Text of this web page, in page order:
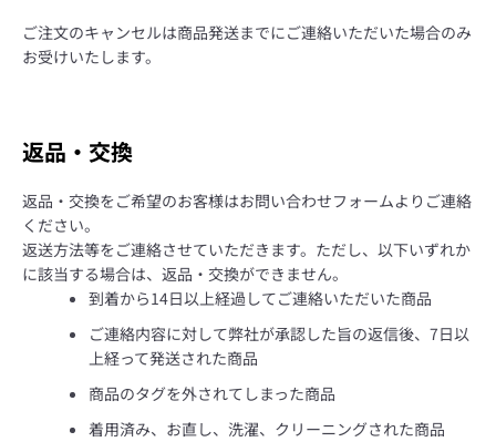
ご注文のキャンセルは商品発送までにご連絡いただいた場合のみ
お受けいたします。
返品・交換
返品・交換をご希望のお客様はお問い合わせフォームよりご連絡
ください。
返送方法等をご連絡させていただきます。ただし、以下いずれか
に該当する場合は、返品・交換ができません。
到着から14日以上経過してご連絡いただいた商品
ご連絡内容に対して弊社が承認した旨の返信後、7日以
上経って発送された商品
商品のタグを外されてしまった商品
着用済み、お直し、洗濯、クリーニングされた商品